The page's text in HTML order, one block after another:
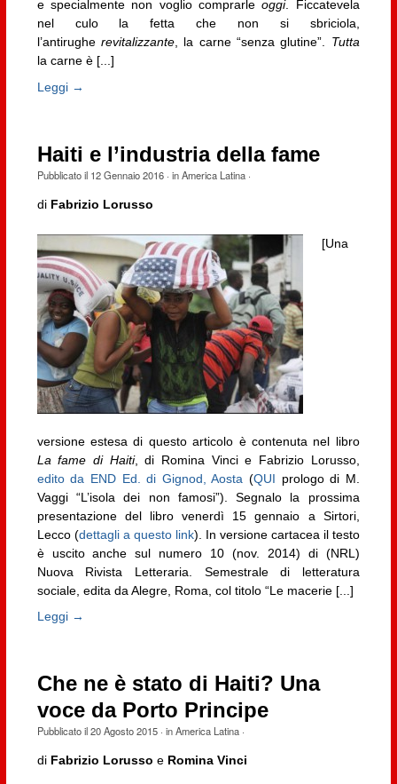
e specialmente non voglio comprarleoggi. Ficcatevela
nel culo la fetta che non si sbriciola,
l’antirugherevitalizzante, la carne “senza glutine”. Tutta
la carne è [...]
Leggi →
Haiti e l’industria della fame
Pubblicato il 12 Gennaio 2016· inAmerica Latina·
di Fabrizio Lorusso
[Una
versione estesa di questo articolo è contenuta nel libro
La fame di Haiti, di Romina Vinci e Fabrizio Lorusso,
edito da END Ed. di Gignod, Aosta (QUI prologo di M.
Vaggi “L’isola dei non famosi”). Segnalo la prossima
presentazione del libro venerdì 15 gennaio a Sirtori,
Lecco (dettagli a questo link). In versione cartacea il testo
è uscito anche sul numero 10 (nov. 2014) di (NRL)
Nuova Rivista Letteraria. Semestrale di letteratura
sociale, edita da Alegre, Roma, col titolo “Le macerie [...]
Leggi →
Che ne è stato di Haiti? Una
voce da Porto Principe
Pubblicato il20 Agosto 2015· inAmerica Latina·
di Fabrizio Lorusso e Romina Vinci